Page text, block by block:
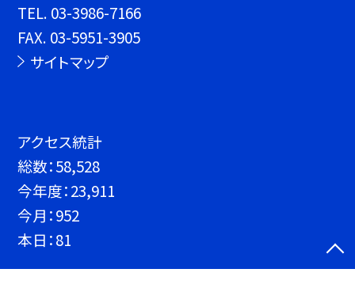
TEL. 03-3986-7166
FAX. 03-5951-3905
サイトマップ
アクセス統計
総数：58,528
今年度：23,911
今月：952
本日：81